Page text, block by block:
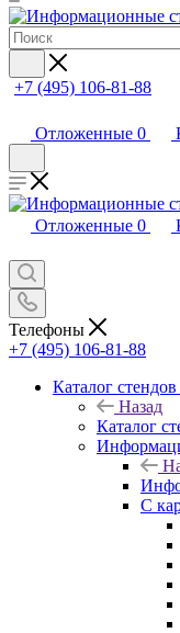
+7 (495) 106-81-88
Отложенные 0
Отложенные 0
Телефоны
+7 (495) 106-81-88
Каталог стендов
Назад
Каталог
С